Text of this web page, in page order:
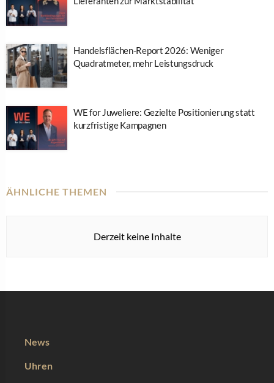
Handelsflächen-Report 2026: Weniger
Quadratmeter, mehr Leistungsdruck
WE for Juweliere: Gezielte Positionierung statt
kurzfristige Kampagnen
ÄHNLICHE THEMEN
Derzeit keine Inhalte
News
Uhren